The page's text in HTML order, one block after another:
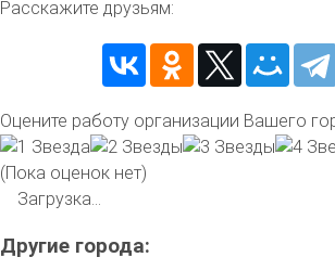
Расскажите друзьям:
Оцените работу организации Вашего
(Пока оценок нет)
Загрузка...
Другие города: